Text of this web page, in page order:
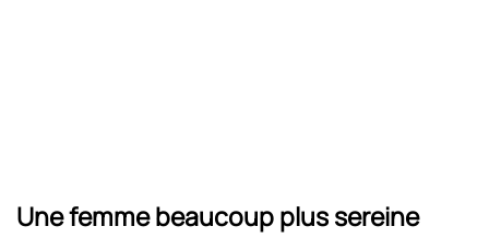
Une femme beaucoup plus sereine